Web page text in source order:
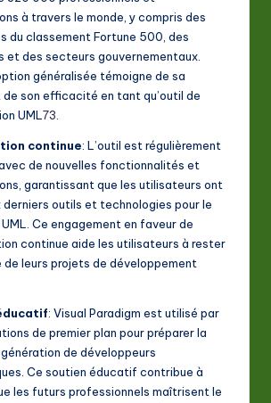
à travers le monde, y compris des
du classement Fortune 500, des
et des secteurs gouvernementaux.
généralisée témoigne de sa
son efficacité en tant qu’outil de
UML73
continue: L’outil est régulièrement
de nouvelles fonctionnalités et
garantissant que les utilisateurs ont
derniers outils et technologies pour le
Ce engagement en faveur de
continue aide les utilisateurs à rester
de leurs projets de développement
: Visual Paradigm est utilisé par
de premier plan pour préparer la
de développeurs
Ce soutien éducatif contribue à
les futurs professionnels maîtrisent le